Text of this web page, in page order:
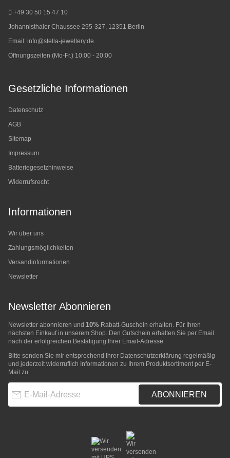
+49 30 50 15 47 10
Johannisthaler Chaussee 295-327, 12351 Berlin
Email: info@stella-jewellery.de
Öffnungszeiten (Mo-Fr.) 10:00 - 20:00
Gesetzliche Informationen
Datenschutz
AGB
Sitemap
Impressum
Batteriegesetzhinweise
Widerrufsrecht
Informationen
Wir über uns
Zahlungsmöglichkeiten
Versandinformationen
Newsletter
Newsletter Abonnieren
Newsletter abonnieren und 10% Rabatt-Guschein erhalten. Für Ihren
nächsten Einkauf in unserem Shop. Den Gutschein erhalten Sie per Email
nach der erfolgreichen Bestätigung Ihrer Email-Adresse.
Bitte senden Sie mir entsprechend Ihrer Datenschutzerklärung regelmäßig
und jederzeit widerruflich Informationen zu Ihrem Produktsortiment per E-
Mail zu.
ABONNIEREN